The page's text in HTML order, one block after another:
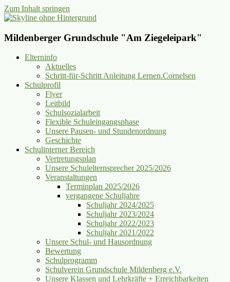
Zum Inhalt springen
Mildenberger Grundschule "Am Ziegeleipark"
Elterninfo
Aktuelles
Schritt-für-Schritt Anleitung Lernen.Cornelsen
Schulprofil
Flyer
Leitbild
Schulsozialarbeit
Flexible Schuleingangsphase
Unsere Pausen- und Stundenordnung
Geschichte
Schulinterner Bereich
Vertretungsplan
Unsere Schulelternsprecher 2025/2026
Veranstaltungen
Terminplan 2025/2026
vergangene Schuljahre
Schuljahr 2024/2025
Schuljahr 2023/2024
Schuljahr 2022/2023
Schuljahr 2021/2022
Unsere Schul- und Hausordnung
Bewertung
Schulprogramm
Schulverein Grundschule Mildenberg e.V.
Unsere Klassen und Lehrkräfte + Erreichbarkeiten